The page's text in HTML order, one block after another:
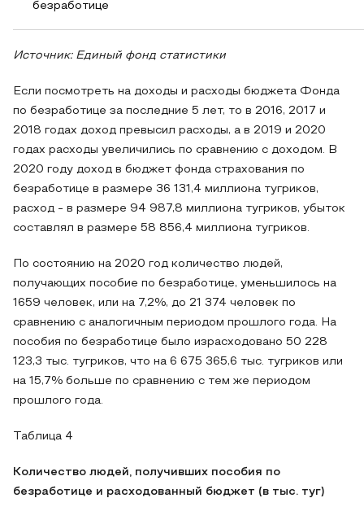
безработице
Источник: Единый фонд статистики
Если посмотреть на доходы и расходы бюджета Фонда
по безработице за последние 5 лет, то в 2016, 2017 и
2018 годах доход превысил расходы, а в 2019 и 2020
годах расходы увеличились по сравнению с доходом. В
2020 году доход в бюджет фонда страхования по
безработице в размере 36 131,4 миллиона тугриков,
расход - в размере 94 987,8 миллиона тугриков, убыток
составлял в размере 58 856,4 миллиона тугриков.
По состоянию на 2020 год количество людей,
получающих пособие по безработице, уменьшилось на
1659 человек, или на 7,2%, до 21 374 человек по
сравнению с аналогичным периодом прошлого года. На
пособия по безработице было израсходовано 50 228
123,3 тыс. тугриков, что на 6 675 365,6 тыс. тугриков или
на 15,7% больше по сравнению с тем же периодом
прошлого года.
Таблица 4
Количество людей, получивших пособия по
безработице и расходованный бюджет (в тыс. туг)